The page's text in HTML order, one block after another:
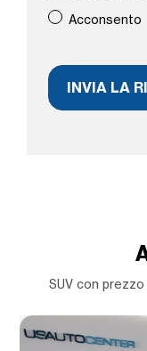
Acconsento
SUV con